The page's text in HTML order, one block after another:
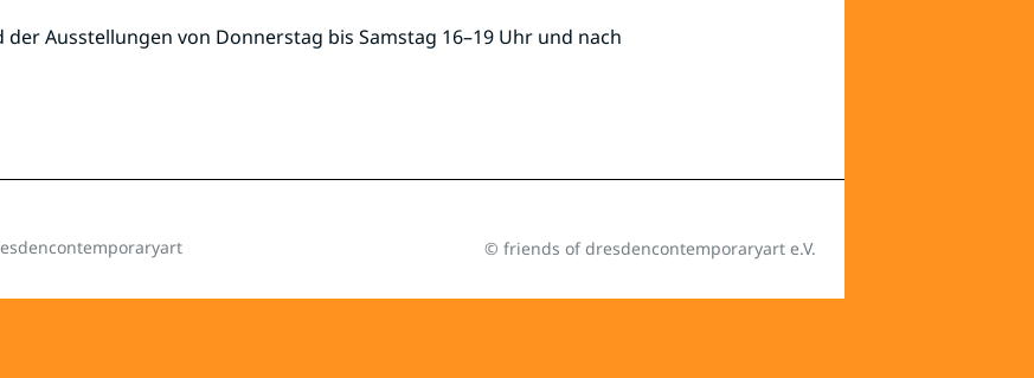
Ausstellungen von Donnerstag bis Samstag 16–19 Uhr und nach
© friends of dresdencontemporaryart e.V.